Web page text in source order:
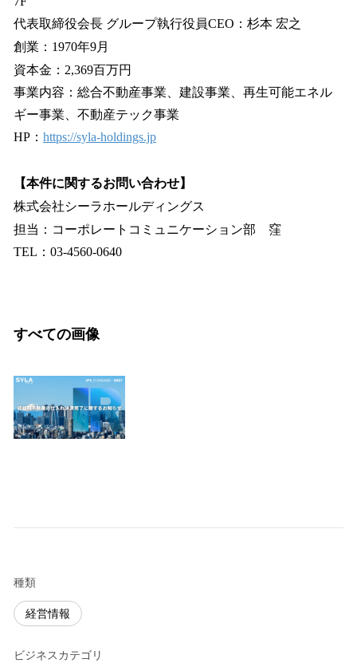
代表取締役会⻑ グループ執⾏役員CEO：杉本 宏之
創業：1970年9月
資本金：2,369百万円
事業内容：総合不動産事業、建設事業、再生可能エネル
ギー事業、不動産テック事業
HP： https://syla-holdings.jp
【本件に関するお問い合わせ】
株式会社シーラホールディングス
担当：コーポレートコミュニケーション部 窪
TEL：03-4560-0640
すべての画像
種類
経営情報
ビジネスカテゴリ